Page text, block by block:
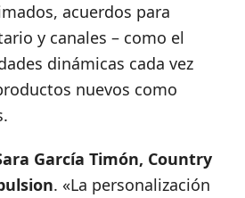
acuerdos para
y canales – como el
dinámicas cada vez
nuevos como
García Timón, Country
. «La personalización